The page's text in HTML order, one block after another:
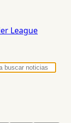
League